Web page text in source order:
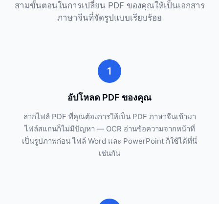
สามขั้นตอนในการเปลี่ยน PDF ของคุณให้เป็นเอกสาร
ภาษาจีนที่จัดรูปแบบเรียบร้อย
1
อัปโหลด PDF ของคุณ
ลากไฟล์ PDF ที่คุณต้องการให้เป็น PDF ภาษาจีนเข้ามา
ไฟล์สแกนก็ไม่มีปัญหา — OCR อ่านข้อความจากหน้าที่
เป็นรูปภาพก่อน ไฟล์ Word และ PowerPoint ก็ใช้ได้ที่นี่
เช่นกัน